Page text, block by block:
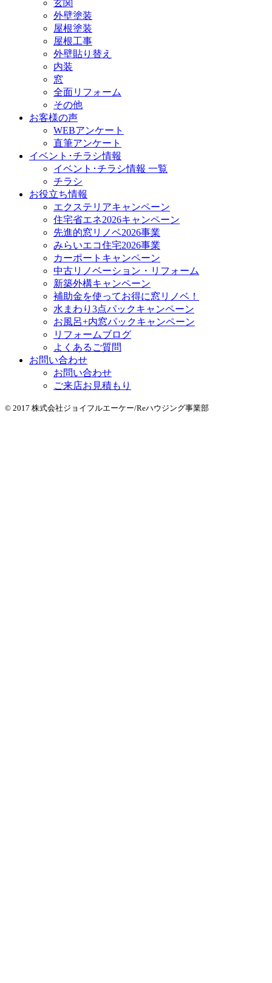
玄関
外壁塗装
屋根塗装
屋根工事
外壁貼り替え
内装
窓
全面リフォーム
その他
お客様の声
WEBアンケート
直筆アンケート
イベント･チラシ情報
イベント･チラシ情報 一覧
チラシ
お役立ち情報
エクステリアキャンペーン
住宅省エネ2026キャンペーン
先進的窓リノベ2026事業
みらいエコ住宅2026事業
カーポートキャンペーン
中古リノベーション・リフォーム
新築外構キャンペーン
補助金を使ってお得に窓リノベ！
水まわり3点パックキャンペーン
お風呂+内窓パックキャンペーン
リフォームブログ
よくあるご質問
お問い合わせ
お問い合わせ
ご来店お見積もり
© 2017 株式会社ジョイフルエーケー/Reハウジング事業部